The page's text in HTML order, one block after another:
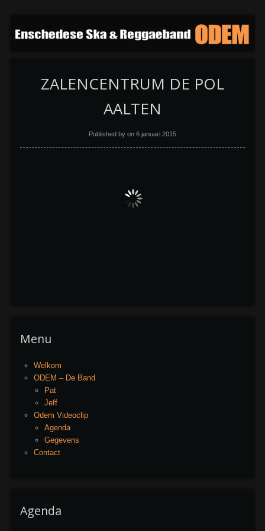
ZALENCENTRUM DE POL
AALTEN
Published by on 6 januari 2015
Menu
Welkom
ODEM – De Band
Pat
Jeff
Odem Videoclip
Agenda
Gegevens
Contact
Agenda